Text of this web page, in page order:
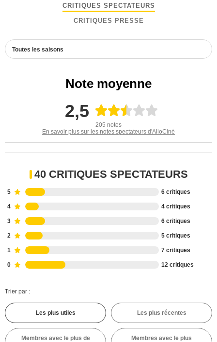
CRITIQUES SPECTATEURS
CRITIQUES PRESSE
Toutes les saisons
Note moyenne
2,5
205 notes
En savoir plus sur les notes spectateurs d'AlloCiné
40 CRITIQUES SPECTATEURS
5 6 critiques
4 4 critiques
3 6 critiques
2 5 critiques
1 7 critiques
0 12 critiques
Trier par :
Les plus utiles Les plus récentes
Membres avec le plus de
Membres avec le plus